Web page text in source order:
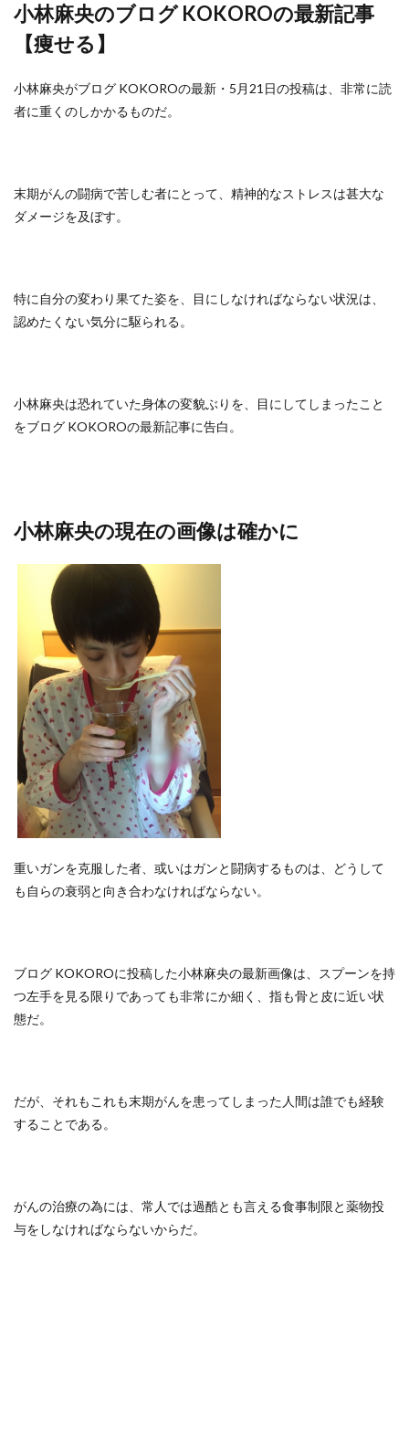
小林麻央のブログ KOKOROの最新記事
【痩せる】
小林麻央がブログ KOKOROの最新・5月21日の投稿は、非常に読
者に重くのしかかるものだ。
末期がんの闘病で苦しむ者にとって、精神的なストレスは甚大な
ダメージを及ぼす。
特に自分の変わり果てた姿を、目にしなければならない状況は、
認めたくない気分に駆られる。
小林麻央は恐れていた身体の変貌ぶりを、目にしてしまったこと
をブログ KOKOROの最新記事に告白。
小林麻央の現在の画像は確かに
重いガンを克服した者、或いはガンと闘病するものは、どうして
も自らの衰弱と向き合わなければならない。
ブログ KOKOROに投稿した小林麻央の最新画像は、スプーンを持
つ左手を見る限りであっても非常にか細く、指も骨と皮に近い状
態だ。
だが、それもこれも末期がんを患ってしまった人間は誰でも経験
することである。
がんの治療の為には、常人では過酷とも言える食事制限と薬物投
与をしなければならないからだ。